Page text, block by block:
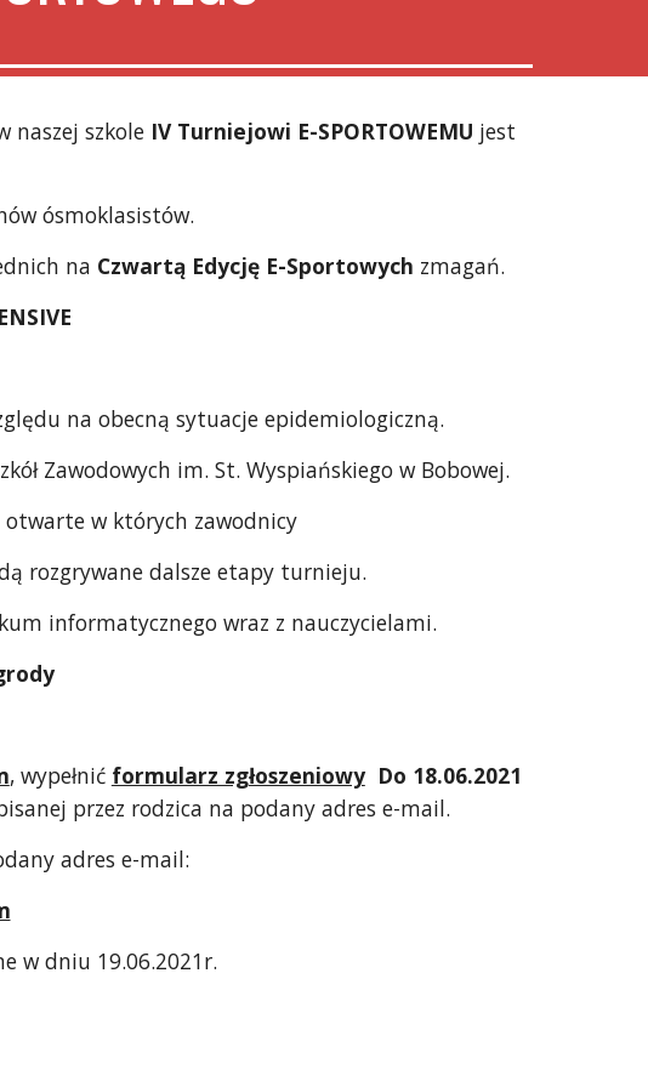
naszej szkole IV Turniejowi E-SPORTOWEMU jest
ósmoklasistów.
na Czwartą Edycję E-Sportowych zmagań.
na obecną sytuacje epidemiologiczną.
Zawodowych im. St. Wyspiańskiego w Bobowej.
otwarte w których zawodnicy
rozgrywane dalsze etapy turnieju.
informatycznego wraz z nauczycielami.
, wypełnić formularz zgłoszeniowy
  Do 18.06.2021
przez rodzica na podany adres e-mail.
adres e-mail:
w dniu 19.06.2021r.